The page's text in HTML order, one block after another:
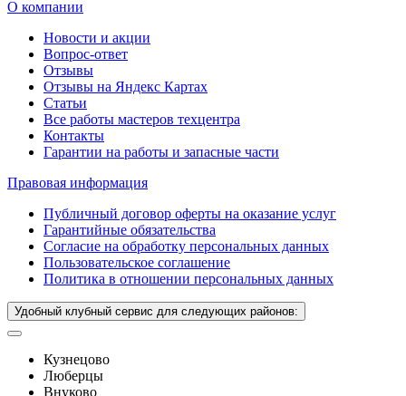
О компании
Новости и акции
Вопрос-ответ
Отзывы
Отзывы на Яндекс Картах
Статьи
Все работы мастеров техцентра
Контакты
Гарантии на работы и запасные части
Правовая информация
Публичный договор оферты на оказание услуг
Гарантийные обязательства
Согласие на обработку персональных данных
Пользовательское соглашение
Политика в отношении персональных данных
Удобный клубный сервис для следующих районов:
Кузнецово
Люберцы
Внуково